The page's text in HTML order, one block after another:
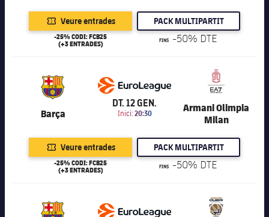
Veure entrades
-25% CODI: FCB25
(+3 ENTRADES)
PACK MULTIPARTIT
FINS -50% DTE
Barça
6.201
DT. 12 GEN.
Inici: 20:30
Armani Olimpia
Milan
Veure entrades
-25% CODI: FCB25
(+3 ENTRADES)
PACK MULTIPARTIT
FINS -50% DTE
6.201